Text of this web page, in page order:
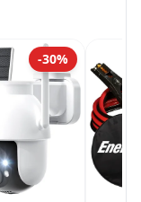
-30%